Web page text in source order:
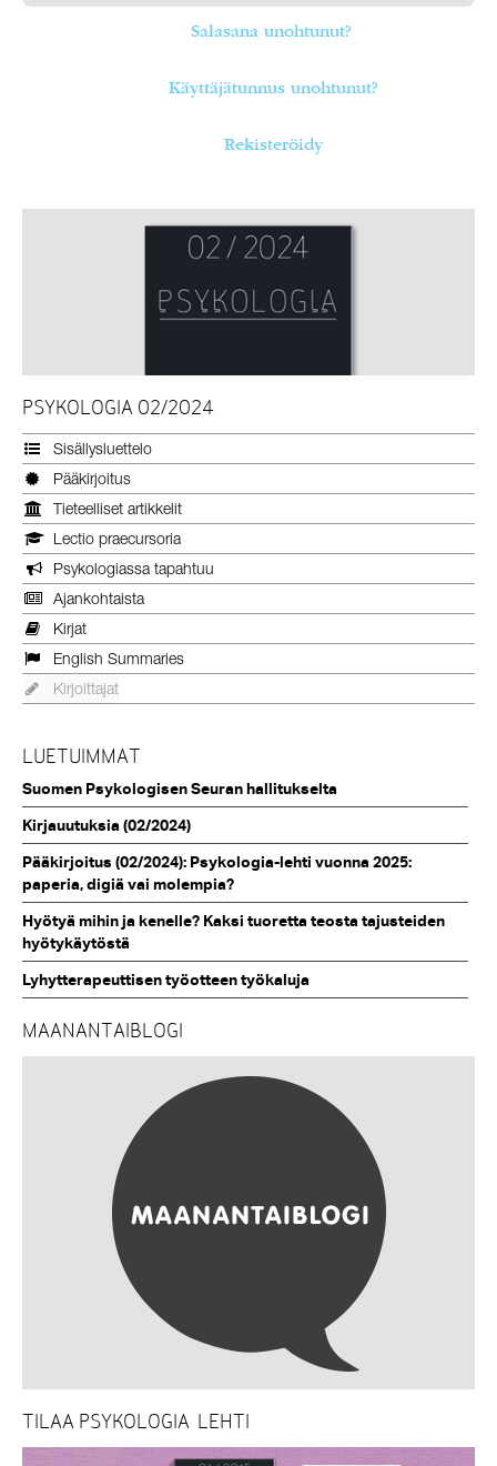
Salasana unohtunut?
Käyttäjätunnus unohtunut?
Rekisteröidy
PSYKOLOGIA 02/2024
Sisällysluettelo
Pääkirjoitus
Tieteelliset artikkelit
Lectio praecursoria
Psykologiassa tapahtuu
Ajankohtaista
Kirjat
English Summaries
Kirjoittajat
LUETUIMMAT
Suomen Psykologisen Seuran hallitukselta
Kirjauutuksia (02/2024)
Pääkirjoitus (02/2024): Psykologia-lehti vuonna 2025:
paperia, digiä vai molempia?
Hyötyä mihin ja kenelle? Kaksi tuoretta teosta tajusteiden
hyötykäytöstä
Lyhytterapeuttisen työotteen työkaluja
MAANANTAIBLOGI
TILAA PSYKOLOGIA-LEHTI